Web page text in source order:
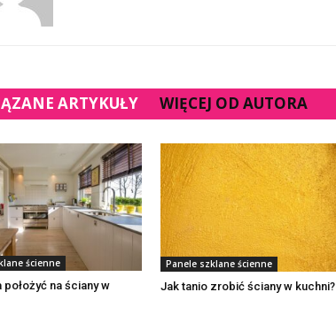
ARTYKUŁY WIĘCEJ OD AUTORA
ścienne
położyć na ściany w
Panele szklane ścienne
Jak tanio zrobić ściany w kuchni?